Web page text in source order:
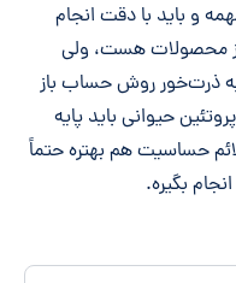
و باید با دقت انجام
محصولات هست، ولی
ذرت‌خور روش حساب باز
حیوانی باید پایه
حساسیت هم بهتره حتماً
بگیره.